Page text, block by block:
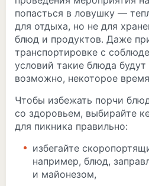
попасться в ловушку —
для отдыха, но не для
блюд и продуктов. Даже
транспортировке с
условий такие блюда будут
возможно, некоторое
Чтобы избежать порчи
со здоровьем, выбирайте
для пикника правильно:
избегайте
например, блюд,
и майонезом,